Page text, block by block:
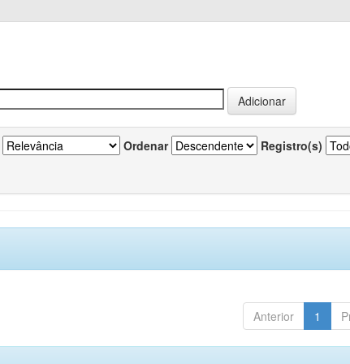
Ordenar Registro(s)
Anterior 1